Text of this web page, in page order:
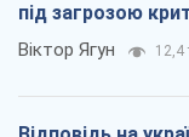
під загрозою
Віктор Ягун 12,4